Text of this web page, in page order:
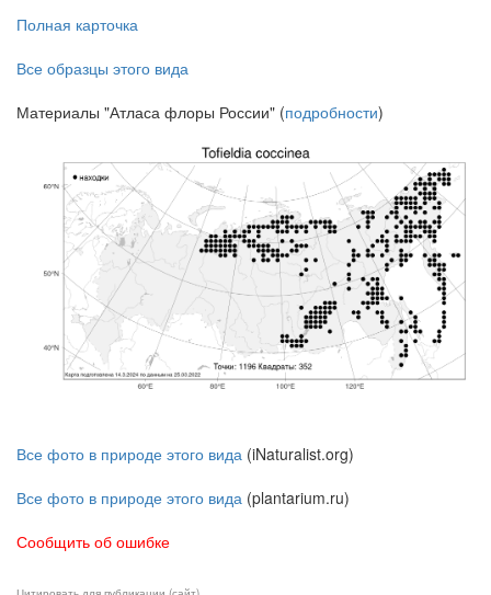
Полная карточка
Все образцы этого вида
Материалы "Атласа флоры России" (подробности)
Все фото в природе этого вида (iNaturalist.org)
Все фото в природе этого вида (plantarium.ru)
Сообщить об ошибке